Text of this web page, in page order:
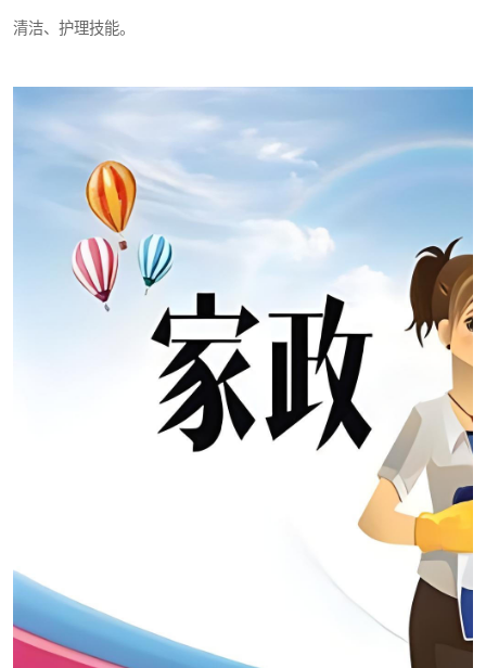
清洁、护理技能。